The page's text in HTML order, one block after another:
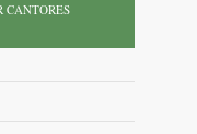
CANTORES